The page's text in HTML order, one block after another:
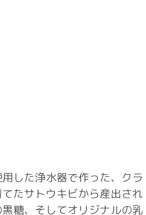
した浄水器で作った、クラ
たサトウキビから産出され
糖、そしてオリジナルの乳